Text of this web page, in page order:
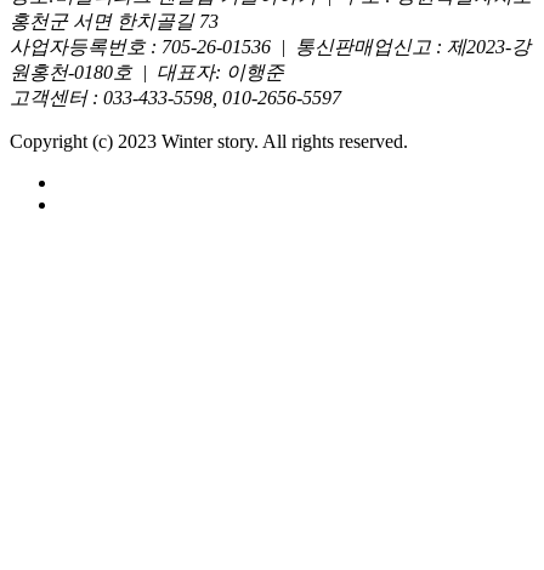
홍천군 서면 한치골길 73
사업자등록번호 : 705-26-01536 | 통신판매업신고 : 제2023-강
원홍천-0180호 | 대표자: 이행준
고객센터 : 033-433-5598, 010-2656-5597
Copyright (c) 2023 Winter story. All rights reserved.